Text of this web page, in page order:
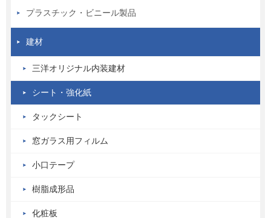
プラスチック・ビニール製品
建材
三洋オリジナル内装建材
シート・強化紙
タックシート
窓ガラス用フィルム
小口テープ
樹脂成形品
化粧板